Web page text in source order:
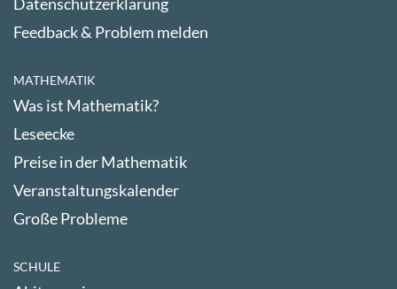
Feedback & Problem melden
MATHEMATIK
Was ist Mathematik?
Leseecke
Preise in der Mathematik
Veranstaltungskalender
Große Probleme
SCHULE